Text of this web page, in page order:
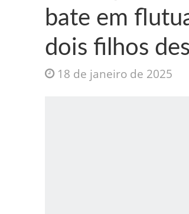
bate em
dois filhos
18 de janeiro de 2025